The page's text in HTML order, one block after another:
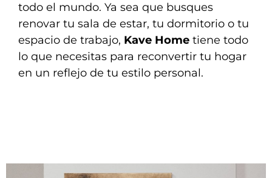
todo el mundo. Ya sea que busques
renovar tu sala de estar, tu dormitorio o tu
espacio de trabajo, Kave Home tiene todo
lo que necesitas para reconvertir tu hogar
en un reflejo de tu estilo personal.